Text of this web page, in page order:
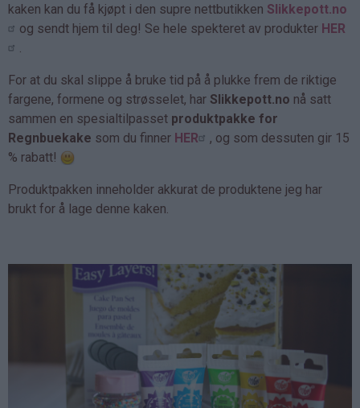
kaken kan du få kjøpt i den supre nettbutikken Slikkepott.no
og sendt hjem til deg! Se hele spekteret av produkter HER
For at du skal slippe å bruke tid på å plukke frem de riktige
fargene, formene og strøsselet, har Slikkepott.no nå satt
sammen en spesialtilpasset produktpakke for
Regnbuekake som du finner HER
, og som dessuten gir 15
% rabatt!
Produktpakken inneholder akkurat de produktene jeg har
brukt for å lage denne kaken.